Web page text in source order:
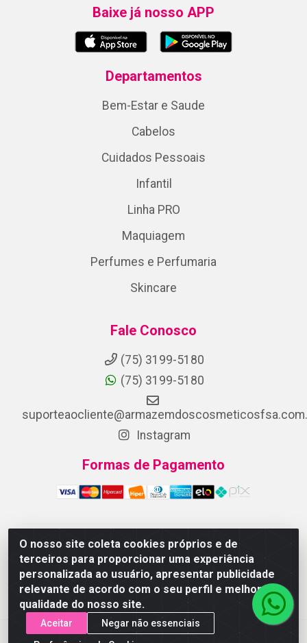
O nosso site coleta cookies próprios e de
terceiros para proporcionar uma experiência
personalizada ao usuário, apresentar publicidade
relevante de acordo com o seu perfil e melhorar a
qualidade do nosso site.
Aceitar
Negar não essenciais
Baixe já nosso APP
Departamentos
Bem-Estar e Saude
Cabelos
Cuidados Pessoais
Infantil
Linha PRO
Maquiagem
Perfumes e Perfumaria
Skincare
Fale Conosco
(75) 3199-5180
(75) 3199-5180
Instagram
Formas de Pagamento
ARMAZEM DOS COSMETICOS DISTRIBUIDORA LTDA -
Av.Transnordestina, 2222 - Parque Ipê, Feira de
Santana/BA - CEP 44.054-008 - CNPJ 07.246.802/0001-
25